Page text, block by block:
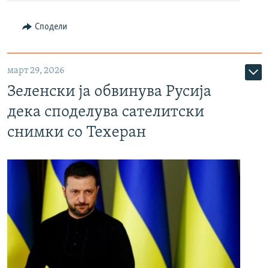
Сподели
март 29, 2026
Зеленски ја обвинува Русија
дека споделува сателитски
снимки со Техеран